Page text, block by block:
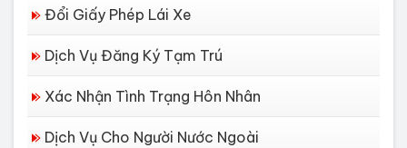
Đổi Giấy Phép Lái Xe
Dịch Vụ Đăng Ký Tạm Trú
Xác Nhận Tình Trạng Hôn Nhân
Dịch Vụ Cho Người Nước Ngoài